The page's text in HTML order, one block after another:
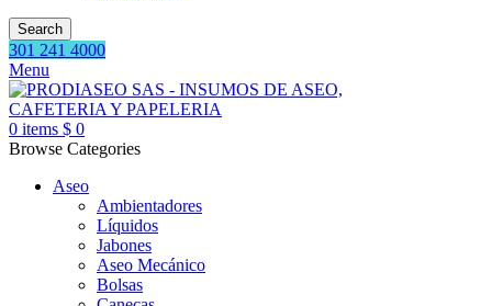
Search
301 241 4000
Menu
0 items $ 0
Browse Categories
Aseo
Ambientadores
Líquidos
Jabones
Aseo Mecánico
Bolsas